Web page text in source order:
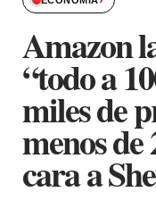
Amazon
“todo a
miles de
menos
cara a